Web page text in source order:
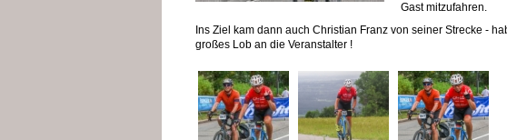
Gast mitzufahren.
Ins Ziel kam dann auch Christian Franz von seiner Strecke -
großes Lob an die Veranstalter !